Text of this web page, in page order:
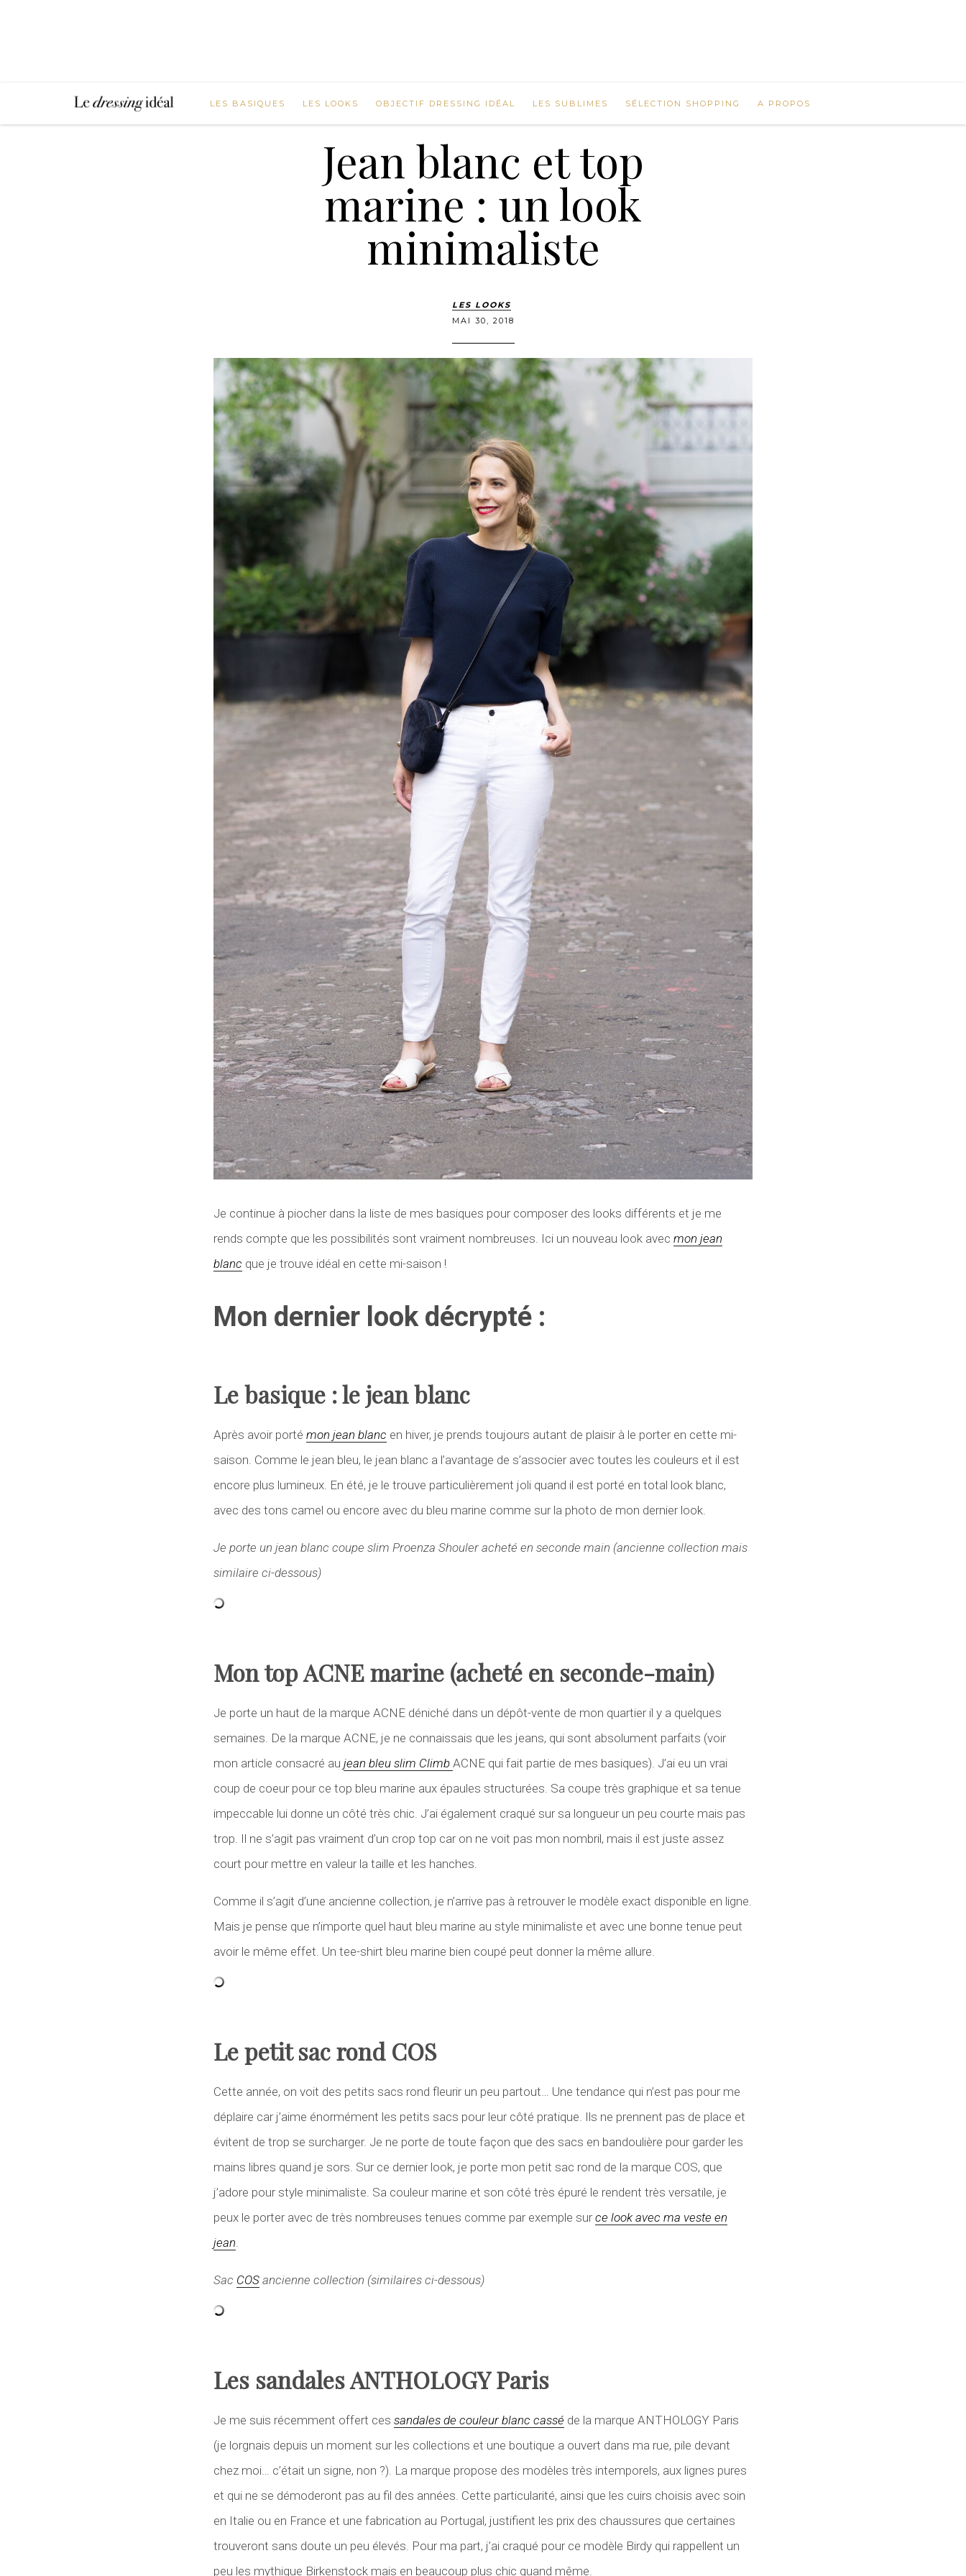
LES BASIQUES LES LOOKS OBJECTIF DRESSING IDÉAL LES SUBLIMES SÉLECTION SHOPPING A PROPOS
Jean blanc et top
marine : un look
minimaliste
LES LOOKS
MAI 30, 2018
Je continue à piocher dans la liste de mes basiques pour composer des looks différents et je me
rends compte que les possibilités sont vraiment nombreuses. Ici un nouveau look avec mon jean
blanc que je trouve idéal en cette mi-saison !
Mon dernier look décrypté :
Le basique : le jean blanc
Après avoir porté mon jean blanc en hiver, je prends toujours autant de plaisir à le porter en cette mi-
saison. Comme le jean bleu, le jean blanc a l’avantage de s’associer avec toutes les couleurs et il est
encore plus lumineux. En été, je le trouve particulièrement joli quand il est porté en total look blanc,
avec des tons camel ou encore avec du bleu marine comme sur la photo de mon dernier look.
Je porte un jean blanc coupe slim Proenza Shouler acheté en seconde main (ancienne collection mais
similaire ci-dessous)
Mon top ACNE marine (acheté en seconde-main)
Je porte un haut de la marque ACNE déniché dans un dépôt-vente de mon quartier il y a quelques
semaines. De la marque ACNE, je ne connaissais que les jeans, qui sont absolument parfaits (voir
mon article consacré au jean bleu slim Climb ACNE qui fait partie de mes basiques). J’ai eu un vrai
coup de coeur pour ce top bleu marine aux épaules structurées. Sa coupe très graphique et sa tenue
impeccable lui donne un côté très chic. J’ai également craqué sur sa longueur un peu courte mais pas
trop. Il ne s’agit pas vraiment d’un crop top car on ne voit pas mon nombril, mais il est juste assez
court pour mettre en valeur la taille et les hanches.
Comme il s’agit d’une ancienne collection, je n’arrive pas à retrouver le modèle exact disponible en ligne.
Mais je pense que n’importe quel haut bleu marine au style minimaliste et avec une bonne tenue peut
avoir le même effet. Un tee-shirt bleu marine bien coupé peut donner la même allure.
Le petit sac rond COS
Cette année, on voit des petits sacs rond fleurir un peu partout… Une tendance qui n’est pas pour me
déplaire car j’aime énormément les petits sacs pour leur côté pratique. Ils ne prennent pas de place et
évitent de trop se surcharger. Je ne porte de toute façon que des sacs en bandoulière pour garder les
mains libres quand je sors. Sur ce dernier look, je porte mon petit sac rond de la marque COS, que
j’adore pour style minimaliste. Sa couleur marine et son côté très épuré le rendent très versatile, je
peux le porter avec de très nombreuses tenues comme par exemple surce look avec ma veste en
jean
Sac COS ancienne collection (similaires ci-dessous)
Les sandales ANTHOLOGY Paris
Je me suis récemment offert ces sandales de couleur blanc cassé de la marque ANTHOLOGY Paris
(je lorgnais depuis un moment sur les collections et une boutique a ouvert dans ma rue, pile devant
chez moi… c’était un signe, non ?). La marque propose des modèles très intemporels, aux lignes pures
et qui ne se démoderont pas au fil des années. Cette particularité, ainsi que les cuirs choisis avec soin
en Italie ou en France et une fabrication au Portugal, justifient les prix des chaussures que certaines
trouveront sans doute un peu élevés. Pour ma part, j’ai craqué pour ce modèle Birdy qui rappellent un
peu les mythique Birkenstock mais en beaucoup plus chic quand même.